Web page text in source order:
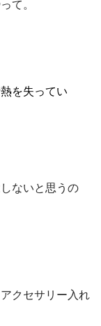
て。
を失ってい
ないと思うの
クセサリー入れ